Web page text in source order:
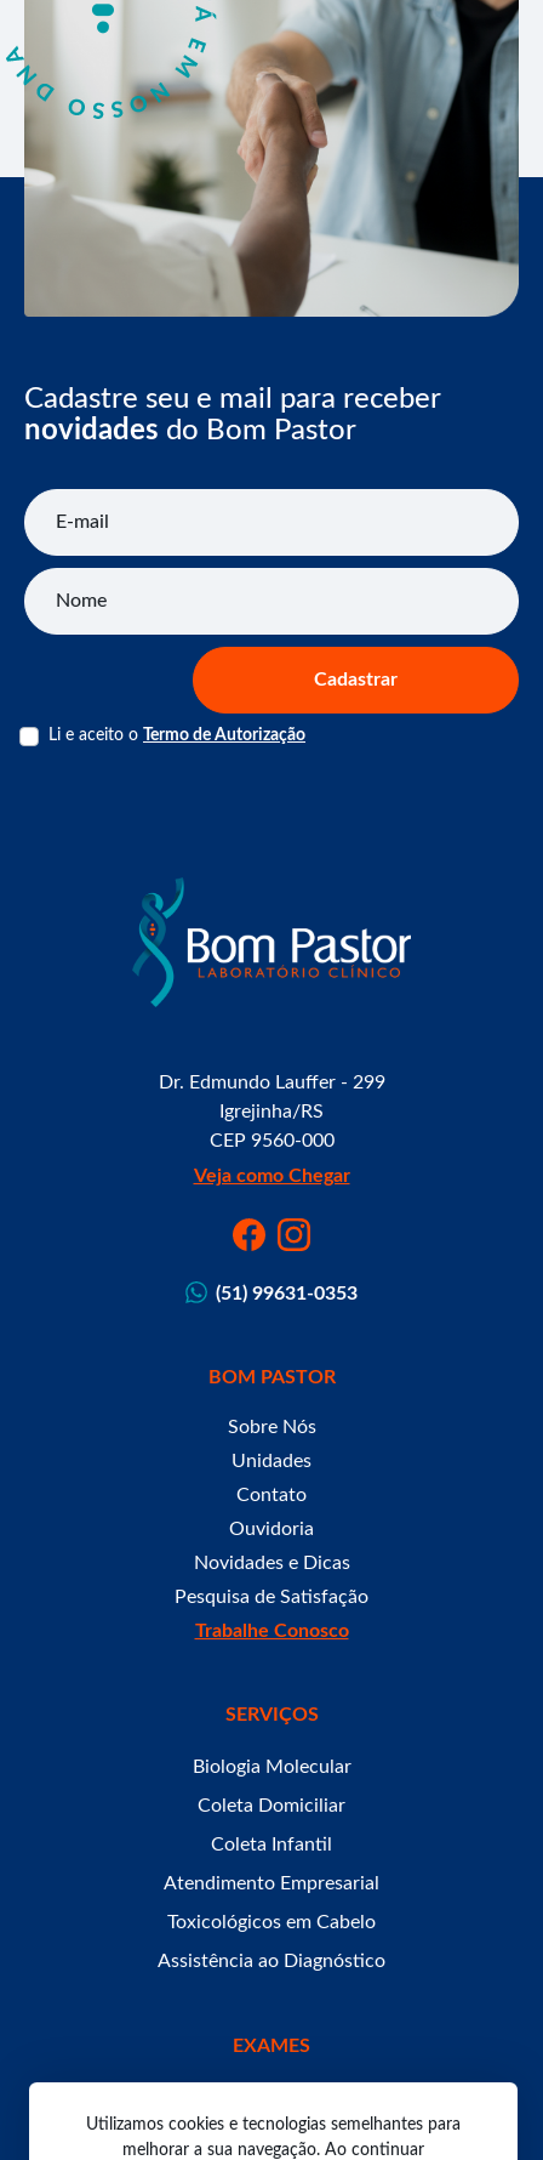
Cadastre seu e mail para receber
novidades do Bom Pastor
E-mail
Nome
Cadastrar
Li e aceito o Termo de Autorização
Dr. Edmundo Lauffer - 299
Igrejinha/RS
CEP 9560-000
Veja como Chegar
(51) 99631-0353
BOM PASTOR
Sobre Nós
Unidades
Contato
Ouvidoria
Novidades e Dicas
Pesquisa de Satisfação
Trabalhe Conosco
SERVIÇOS
Biologia Molecular
Coleta Domiciliar
Coleta Infantil
Atendimento Empresarial
Toxicológicos em Cabelo
Assistência ao Diagnóstico
EXAMES
Utilizamos cookies e tecnologias semelhantes para
melhorar a sua navegação. Ao continuar